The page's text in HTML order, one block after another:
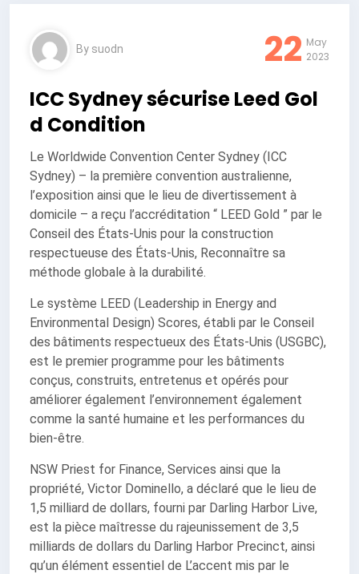
By suodn 22 May
2023
ICC Sydney sécurise Leed Gol
d Condition
Le Worldwide Convention Center Sydney (ICC
Sydney) – la première convention australienne,
l’exposition ainsi que le lieu de divertissement à
domicile – a reçu l’accréditation “ LEED Gold ” par le
Conseil des États-Unis pour la construction
respectueuse des États-Unis, Reconnaître sa
méthode globale à la durabilité.
Le système LEED (Leadership in Energy and
Environmental Design) Scores, établi par le Conseil
des bâtiments respectueux des États-Unis (USGBC),
est le premier programme pour les bâtiments
conçus, construits, entretenus et opérés pour
améliorer également l’environnement également
comme la santé humaine et les performances du
bien-être.
NSW Priest for Finance, Services ainsi que la
propriété, Victor Dominello, a déclaré que le lieu de
1,5 milliard de dollars, fourni par Darling Harbor Live,
est la pièce maîtresse du rajeunissement de 3,5
milliards de dollars du Darling Harbor Precinct, ainsi
qu’un élément essentiel de L’accent mis par le